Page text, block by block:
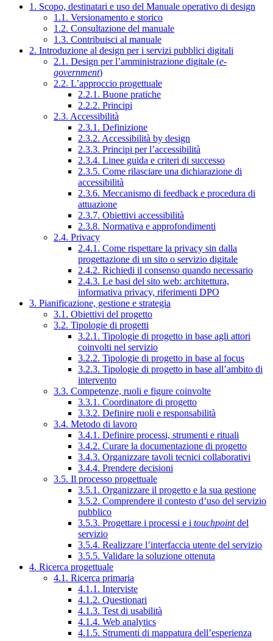
1. Scopo, destinatari e uso del Manuale operativo di design
1.1. Versionamento e storico
1.2. Consultazione del manuale
1.3. Contribuisci al manuale
2. Introduzione al design per i servizi pubblici digitali
2.1. Design per l’amministrazione digitale (e-
government)
2.2. L’approccio progettuale
2.2.1. Buone pratiche
2.2.2. Principi
2.3. Accessibilità
2.3.1. Definizione
2.3.2. Accessibilità by design
2.3.3. Principi per l’accessibilità
2.3.4. Linee guida e criteri di successo
2.3.5. Come rilasciare una dichiarazione di
accessibilità
2.3.6. Meccanismo di feedback e procedura di
attuazione
2.3.7. Obiettivi accessibilità
2.3.8. Normativa e approfondimenti
2.4. Privacy
2.4.1. Come rispettare la privacy sin dalla
progettazione di un sito o servizio digitale
2.4.2. Richiedi il consenso quando necessario
2.4.3. Le basi del sito web: architettura,
informativa privacy, riferimenti DPO
3. Pianificazione, gestione e strategia
3.1. Obiettivi del progetto
3.2. Tipologie di progetti
3.2.1. Tipologie di progetto in base agli attori
coinvolti nel servizio
3.2.2. Tipologie di progetto in base al focus
3.2.3. Tipologie di progetto in base all’ambito di
intervento
3.3. Competenze, ruoli e figure coinvolte
3.3.1. Coordinatore di progetto
3.3.2. Definire ruoli e responsabilità
3.4. Metodo di lavoro
3.4.1. Definire processi, strumenti e rituali
3.4.2. Curare la documentazione di progetto
3.4.3. Organizzare tavoli tecnici collaborativi
3.4.4. Prendere decisioni
3.5. Il processo progettuale
3.5.1. Organizzare il progetto e la sua gestione
3.5.2. Comprendere il contesto d’uso del servizio
pubblico
3.5.3. Progettare i processi e i touchpointdel
servizio
3.5.4. Realizzare l’interfaccia utente del servizio
3.5.5. Validare la soluzione ottenuta
4. Ricerca progettuale
4.1. Ricerca primaria
4.1.1. Interviste
4.1.2. Questionari
4.1.3. Test di usabilità
4.1.4. Web analytics
4.1.5. Strumenti di mappatura dell’esperienza